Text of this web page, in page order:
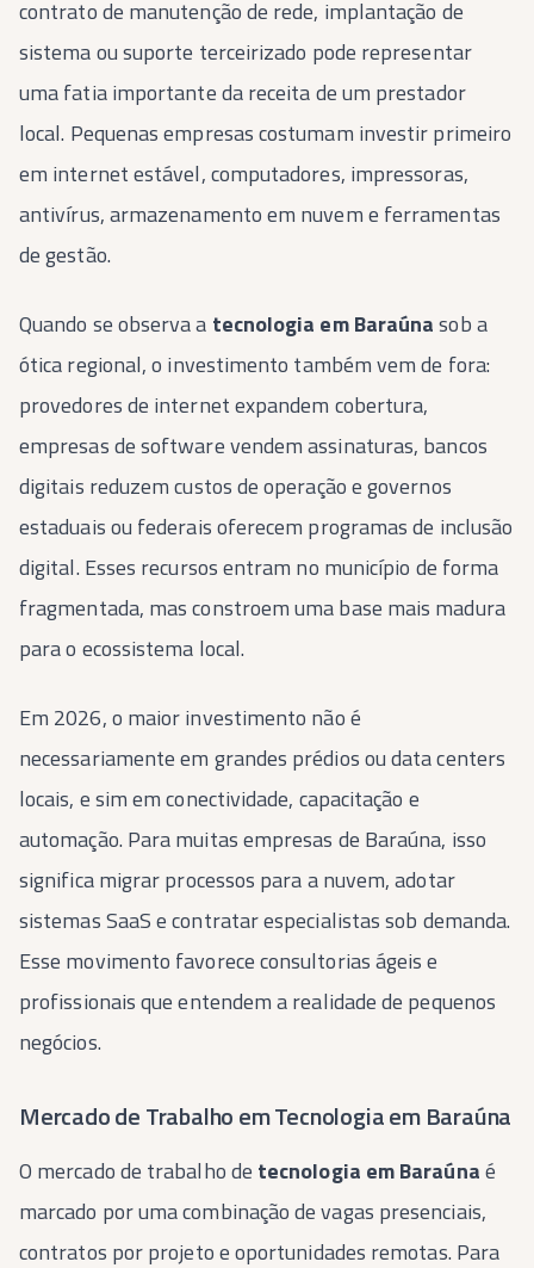
contrato de manutenção de rede, implantação de
sistema ou suporte terceirizado pode representar
uma fatia importante da receita de um prestador
local. Pequenas empresas costumam investir primeiro
em internet estável, computadores, impressoras,
antivírus, armazenamento em nuvem e ferramentas
de gestão.
Quando se observa a tecnologia em Baraúnasob a
ótica regional, o investimento também vem de fora:
provedores de internet expandem cobertura,
empresas de software vendem assinaturas, bancos
digitais reduzem custos de operação e governos
estaduais ou federais oferecem programas de inclusão
digital. Esses recursos entram no município de forma
fragmentada, mas constroem uma base mais madura
para o ecossistema local.
Em 2026, o maior investimento não é
necessariamente em grandes prédios ou data centers
locais, e sim em conectividade, capacitação e
automação. Para muitas empresas de Baraúna, isso
significa migrar processos para a nuvem, adotar
sistemas SaaS e contratar especialistas sob demanda.
Esse movimento favorece consultorias ágeis e
profissionais que entendem a realidade de pequenos
negócios.
Mercado de Trabalho em Tecnologia em Baraúna
O mercado de trabalho de tecnologia em Baraúnaé
marcado por uma combinação de vagas presenciais,
contratos por projeto e oportunidades remotas. Para